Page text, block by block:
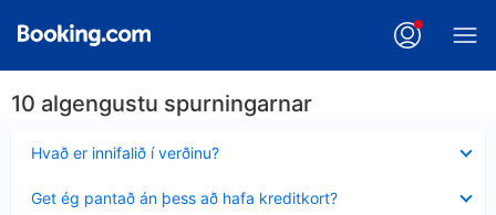
10 algengustu spurningarnar
Hvað er innifalið í verðinu?
sýnt
Get ég pantað án þess að hafa kreditkort?
sýnt